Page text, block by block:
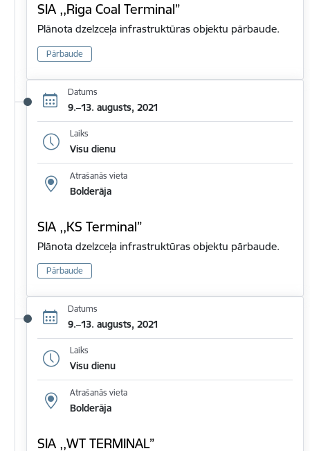
SIA ,,Riga Coal Terminal”
Plānota dzelzceļa infrastruktūras objektu pārbaude.
Pārbaude
Datums
9.–13. augusts, 2021
Laiks
Visu dienu
Atrašanās vieta
Bolderāja
SIA ,,KS Terminal”
Plānota dzelzceļa infrastruktūras objektu pārbaude.
Pārbaude
Datums
9.–13. augusts, 2021
Laiks
Visu dienu
Atrašanās vieta
Bolderāja
SIA ,,WT TERMINAL”